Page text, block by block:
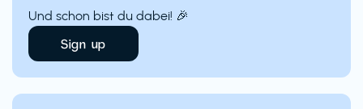
Und schon bist du dabei! 🎉
Sign up